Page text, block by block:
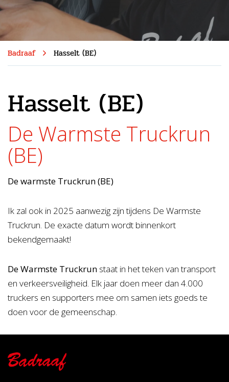
Badraaf Hasselt (BE)
Hasselt (BE)
De Warmste Truckrun
(BE)
De warmste Truckrun (BE)
Ik zal ook in 2025 aanwezig zijn tijdens De Warmste
Truckrun. De exacte datum wordt binnenkort
bekendgemaakt!
De Warmste Truckrun staat in het teken van transport
en verkeersveiligheid. Elk jaar doen meer dan 4.000
truckers en supporters mee om samen iets goeds te
doen voor de gemeenschap.